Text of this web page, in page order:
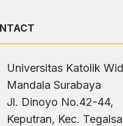
Universitas Katolik
Mandala Surabaya
Jl. Dinoyo No.42-44,
Keputran, Kec.